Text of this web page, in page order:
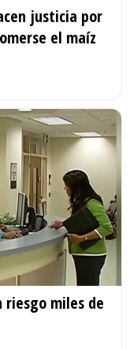
justicia por
el maíz
riesgo miles de